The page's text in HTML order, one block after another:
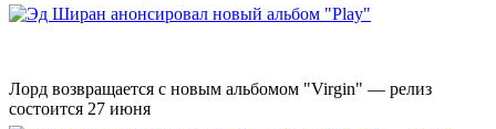
Лорд возвращается с новым альбомом "Virgin" — релиз
состоится 27 июня